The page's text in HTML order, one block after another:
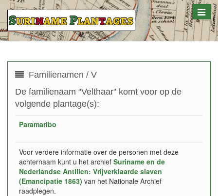
Toggle
Familienamen / V
De familienaam "Velthaar" komt voor op de
volgende plantage(s):
Paramaribo
Voor verdere informatie over de personen met deze
achternaam kunt u het archief Suriname en de
Nederlandse Antillen: Vrijverklaarde slaven
(Emancipatie 1863) van het Nationale Archief
raadplegen.